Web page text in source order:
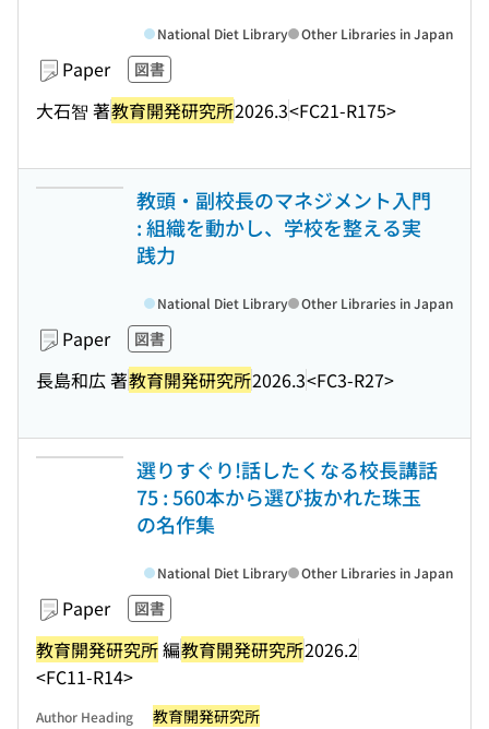
Paper 図書
大石智 著教育開発研究所2026.3<FC21-R175>
National Diet Library Other Libraries in Japan
教頭・副校長のマネジメント入門
: 組織を動かし、学校を整える実
践力
Paper 図書
長島和広 著教育開発研究所2026.3<FC3-R27>
National Diet Library Other Libraries in Japan
選りすぐり!話したくなる校長講話
75 : 560本から選び抜かれた珠玉
の名作集
Paper 図書
教育開発研究所編教育開発研究所2026.2
<FC11-R14>
National Diet Library Other Libraries in Japan
Author Heading 教育開発研究所